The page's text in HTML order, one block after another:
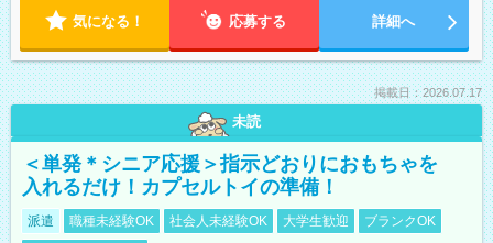
気になる！ 応募する 詳細へ
掲載日：2026.07.17
未読
＜単発＊シニア応援＞指示どおりにおもちゃを
入れるだけ！カプセルトイの準備！
派遣 職種未経験OK 社会人未経験OK 大学生歓迎
ブランクOK